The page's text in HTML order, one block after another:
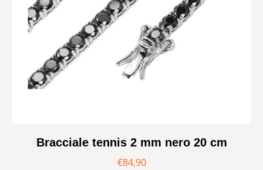
Bracciale tennis 2 mm nero 20 cm
€84,90